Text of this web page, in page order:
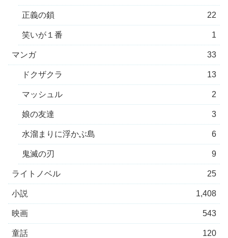
正義の鎖 22
笑いが１番 1
マンガ 33
ドクザクラ 13
マッシュル 2
娘の友達 3
水溜まりに浮かぶ島 6
鬼滅の刃 9
ライトノベル 25
小説 1,408
映画 543
童話 120